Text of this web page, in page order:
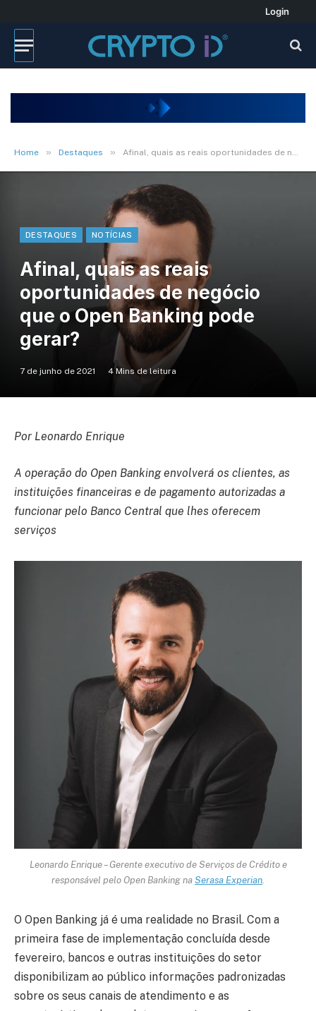
Login
Home » Destaques » Afinal, quais as reais oportunidades de negócio que o Open Banking pode gerar?
DESTAQUES NOTÍCIAS
Afinal, quais as reais
oportunidades de negócio
que o Open Banking pode
gerar?
7 de junho de 2021 4 Mins de leitura
Por Leonardo Enrique
A operação do Open Banking envolverá os clientes, as
instituições financeiras e de pagamento autorizadas a
funcionar pelo Banco Central que lhes oferecem
serviços
Leonardo Enrique – Gerente executivo de Serviços de Crédito e
responsável pelo Open Banking naSerasa Experian.
O Open Banking já é uma realidade no Brasil. Com a
primeira fase de implementação concluída desde
fevereiro, bancos e outras instituições do setor
disponibilizam ao público informações padronizadas
sobre os seus canais de atendimento e as